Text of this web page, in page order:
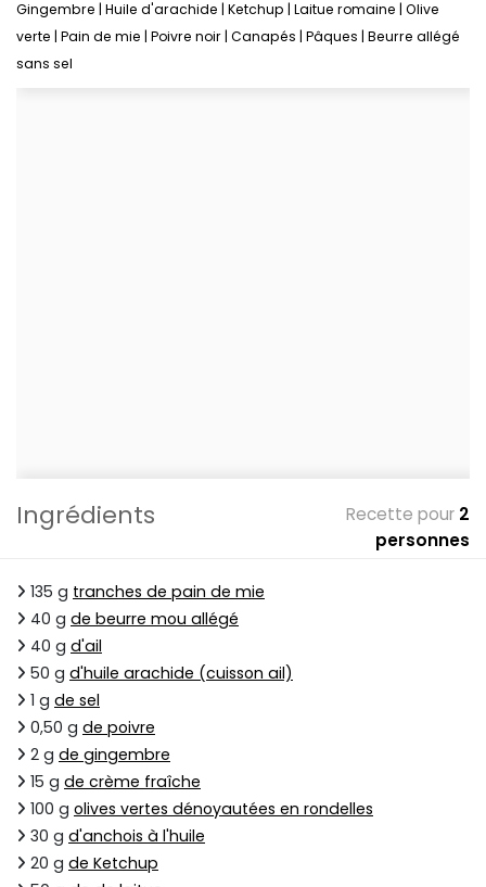
Gingembre Huile d'arachide Ketchup Laitue romaine Olive
verte Pain de mie Poivre noir Canapés Pâques Beurre allégé
sans sel
Ingrédients Recette pour 2
personnes
135 g tranches de pain de mie
40 g de beurre mou allégé
40 g d'ail
50 g d'huile arachide (cuisson ail)
1 g de sel
0,50 g de poivre
2 g de gingembre
15 g de crème fraîche
100 g olives vertes dénoyautées en rondelles
30 g d'anchois à l'huile
20 g de Ketchup